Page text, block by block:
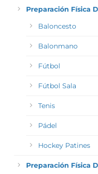
Preparación Física
Baloncesto
Balonmano
Fútbol
Fútbol Sala
Tenis
Pádel
Hockey Patines
Preparación Física